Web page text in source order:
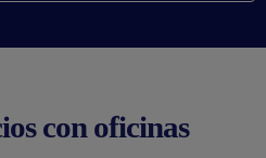
con oficinas